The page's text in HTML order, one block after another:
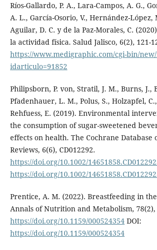
Ríos-Gallardo, P. A., Lara-Campos, A. G.,
A. L., García-Osorio, V., Hernández-López,
Aguilar, D. C. y de la Paz-Morales, C.
la actividad física. Salud Jalisco, 6(2), 121-
https://www.medigraphic.com/cgi-bin/
idarticulo=91852
Philipsborn, P. von, Stratil, J. M., Burns, J.,
Pfadenhauer, L. M., Polus, S., Holzapfel,
Rehfuess, E. (2019). Environmental
the consumption of sugar-sweetened
effects on health. The Cochrane Database
Reviews, 6(6), CD012292.
https://doi.org/10.1002/
https://doi.org/10.1002/
Prentice, A. M. (2022). Breastfeeding in
Annals of Nutrition and Metabolism, 78(2),
https://doi.org/10.1159/000524354DOI:
https://doi.org/10.1159/000524354